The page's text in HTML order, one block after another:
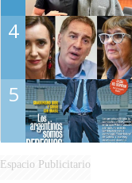
4
5
Espacio Publicitario